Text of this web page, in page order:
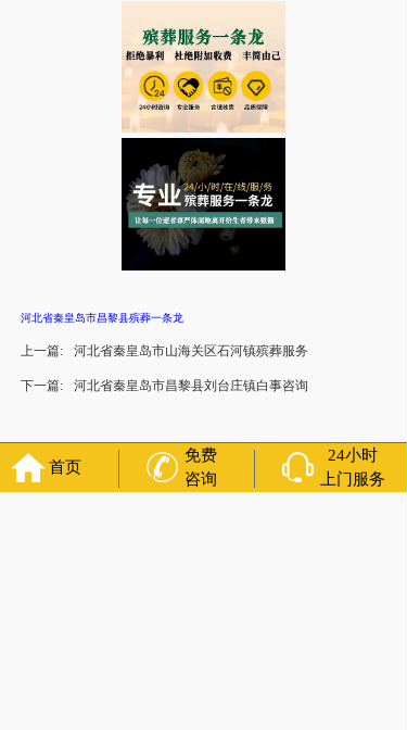
河北省秦皇岛市昌黎县殡葬一条龙
上一篇: 河北省秦皇岛市山海关区石河镇殡葬服务
下一篇: 河北省秦皇岛市昌黎县刘台庄镇白事咨询
首页
免费
咨询
24小时
上门服务